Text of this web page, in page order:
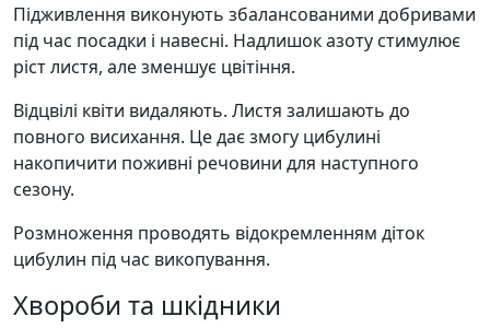
Підживлення виконують збалансованими добривами
під час посадки і навесні. Надлишок азоту стимулює
ріст листя, але зменшує цвітіння.
Відцвілі квіти видаляють. Листя залишають до
повного висихання. Це дає змогу цибулині
накопичити поживні речовини для наступного
сезону.
Розмноження проводять відокремленням діток
цибулин під час викопування.
Хвороби та шкідники